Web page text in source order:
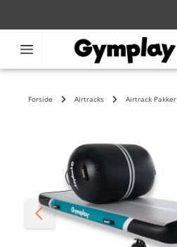
Forside Airtracks Airtrack Pakker
Spring over billedgalleri